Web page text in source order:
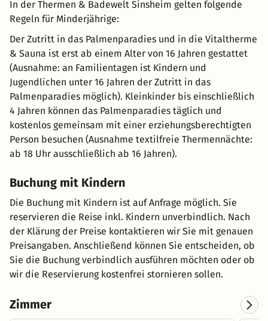
In der Thermen & Badewelt Sinsheim gelten folgende
Regeln für Minderjährige:
Der Zutritt in das Palmenparadies und in die Vitaltherme
& Sauna ist erst ab einem Alter von 16 Jahren gestattet
(Ausnahme: an Familientagen ist Kindern und
Jugendlichen unter 16 Jahren der Zutritt in das
Palmenparadies möglich). Kleinkinder bis einschließlich
4 Jahren können das Palmenparadies täglich und
kostenlos gemeinsam mit einer erziehungsberechtigten
Person besuchen (Ausnahme textilfreie Thermennächte:
ab 18 Uhr ausschließlich ab 16 Jahren).
Buchung mit Kindern
Die Buchung mit Kindern ist auf Anfrage möglich. Sie
reservieren die Reise inkl. Kindern unverbindlich. Nach
der Klärung der Preise kontaktieren wir Sie mit genauen
Preisangaben. Anschließend können Sie entscheiden, ob
Sie die Buchung verbindlich ausführen möchten oder ob
wir die Reservierung kostenfrei stornieren sollen.
Zimmer